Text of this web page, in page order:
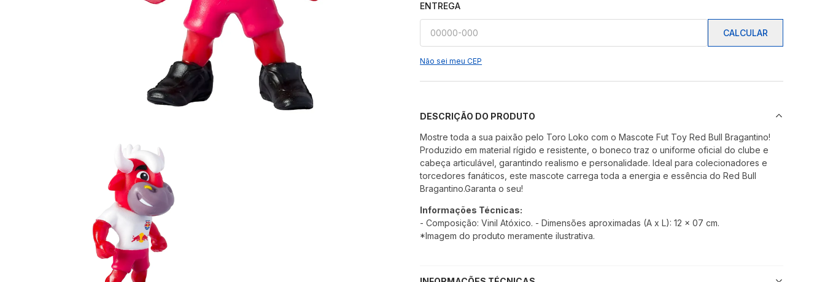
ENTREGA
CALCULAR
Não sei meu CEP
DESCRIÇÃO DO PRODUTO
Mostre toda a sua paixão pelo Toro Loko com o Mascote Fut Toy Red Bull Bragantino!
Produzido em material rígido e resistente, o boneco traz o uniforme oficial do clube e
cabeça articulável, garantindo realismo e personalidade. Ideal para colecionadores e
torcedores fanáticos, este mascote carrega toda a energia e essência do Red Bull
Bragantino.Garanta o seu!
Informações Técnicas:
- Composição: Vinil Atóxico. - Dimensões aproximadas (A x L): 12 x 07 cm.
*Imagem do produto meramente ilustrativa.